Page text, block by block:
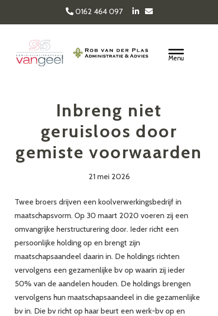
hoofd
inhoud
0162 464 097
Van Geel & van der
Header
Inbreng niet
geruisloos door
gemiste voorwaarden
21 mei 2026
Twee broers drijven een koolverwerkingsbedrijf in
maatschapsvorm. Op 30 maart 2020 voeren zij een
omvangrijke herstructurering door. Ieder richt een
persoonlijke holding op en brengt zijn
maatschapsaandeel daarin in. De holdings richten
vervolgens een gezamenlijke bv op waarin zij ieder
50% van de aandelen houden. De holdings brengen
vervolgens hun maatschapsaandeel in die gezamenlijke
bv in. Die bv richt op haar beurt een werk-bv op en